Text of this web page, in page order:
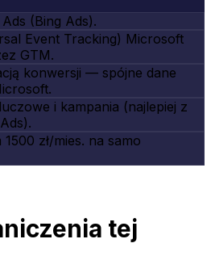
(Bing Ads).
Event Tracking) Microsoft
GTM.
konwersji — spójne dane
i kampania (najlepiej z
zł/mies. na samo
tej